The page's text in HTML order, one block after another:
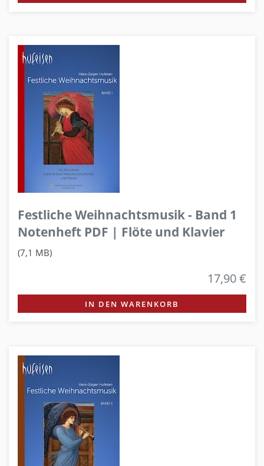
Festliche Weihnachtsmusik - Band 1
Notenheft PDF | Flöte und Klavier
(7,1 MB)
17,90 €
IN DEN WARENKORB